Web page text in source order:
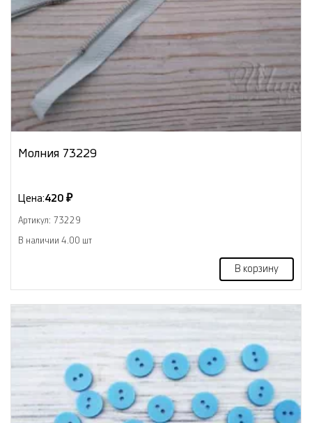
Молния 73229
Цена:420 ₽
Артикул: 73229
В наличии 4.00 шт
В корзину